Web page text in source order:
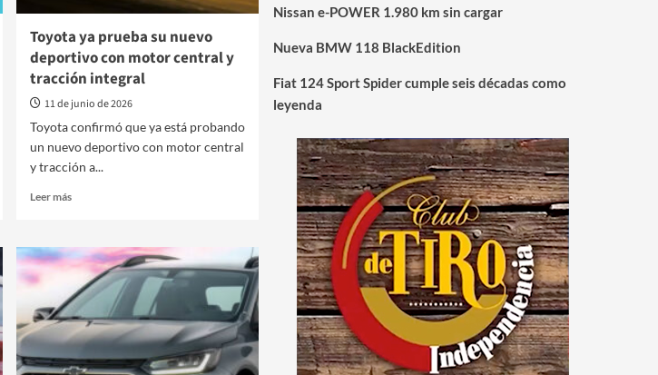
Toyota ya prueba su nuevo
deportivo con motor central y
tracción integral
11 de junio de 2026
Toyota confirmó que ya está probando
un nuevo deportivo con motor central
y tracción a...
Leer másLeer
Toyota
ya
prueba
su
nuevo
deportivo
motor
Nissan e-POWER 1.980 km sin cargar
Nueva BMW 118 BlackEdition
Fiat 124 Sport Spider cumple seis décadas como
leyenda